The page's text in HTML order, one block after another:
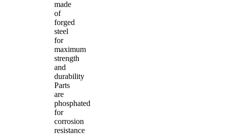
made
of
forged
steel
for
maximum
strength
and
durability
Parts
are
phosphated
for
corrosion
resistance